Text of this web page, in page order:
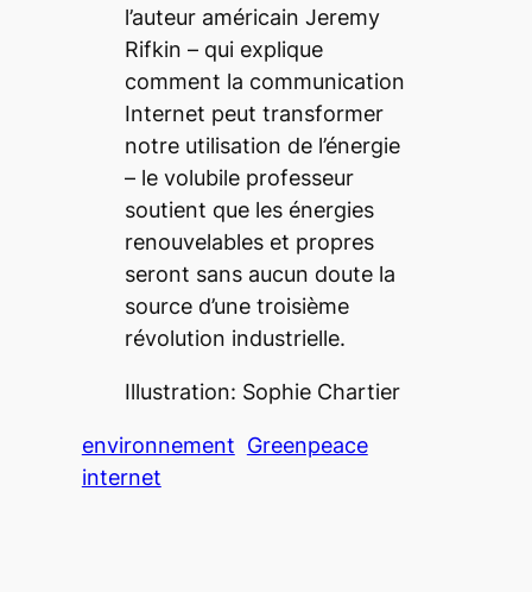
l’auteur américain Jeremy
Rifkin – qui explique
comment la communication
Internet peut transformer
notre utilisation de l’énergie
– le volubile professeur
soutient que les énergies
renouvelables et propres
seront sans aucun doute la
source d’une troisième
révolution industrielle.
Illustration: Sophie Chartier
environnement Greenpeace
internet